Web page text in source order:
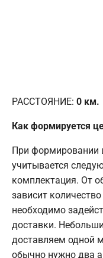
РАССТОЯНИЕ: 0 км.
Как формируется
При формировании
учитывается
комплектация. От
зависит
необходимо
доставки.
доставляем одной
обычно нужно два